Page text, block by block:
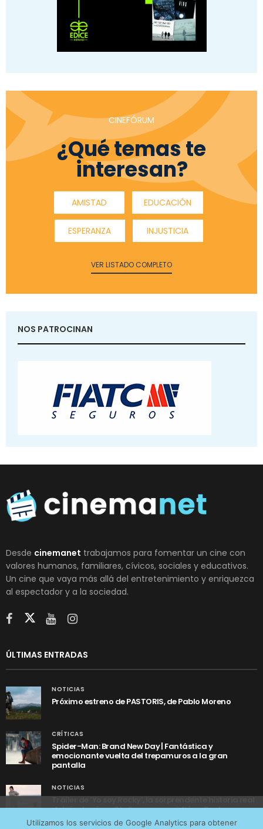
CINEFÓRUM
¿Qué temas te
interesan?
AMISTAD EDUCACIÓN
ESPERANZA INJUSTICIA
VER LISTADO COMPLETO
NOS PATROCINAN
Desde cinemanet trabajamos para fomentar un cine con
valores humanos, familiares, cívicos, sociales y educativos.
Un cine que vaya más allá del entretenimiento y enriquezca
al espectador y a la sociedad.
ÚLTIMAS ENTRADAS
NOTICIAS
Próximo estreno de PASTORIS, de Pablo Moreno
CRÍTICAS
Spider-Man: Brand New Day | Fantástica y
emocionante vuelta del trepamuros a la gran
pantalla
NOTICIAS
Tráiler de ‘Yo soy Rocky’, la sorprendente historia real
detrás de cómo Stallone se convirtió en Rocky
Utilizamos los servicios de Google Analytics para obtener